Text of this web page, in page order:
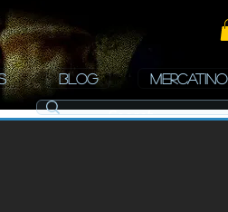
BLOG MERCATINO